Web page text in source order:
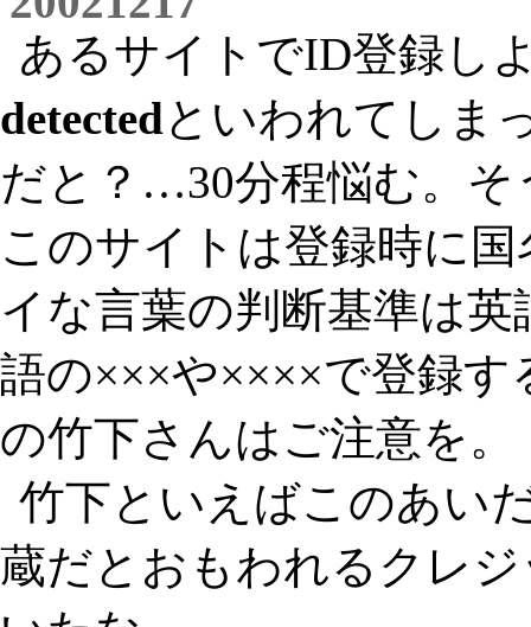
あるサイトでID登録し
detectedといわれてしま
だと？…30分程悩む。そ
このサイトは登録時に
イな言葉の判断基準は
語の×××や××××で登録す
の竹下さんはご注意を。
竹下といえばこのあい
蔵だとおもわれるクレ